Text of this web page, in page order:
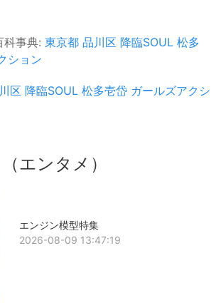
科事典: 東京都 品川区 降臨SOUL 松多
ション
区 降臨SOUL 松多壱岱 ガールズアクシ
エンタメ）
エンジン模型特集
2026-08-09 13:47:19